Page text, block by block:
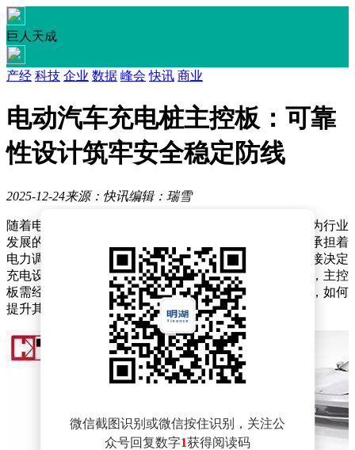
巨人天成
产经 科技 企业 数据 峰会 快讯 商业
电动汽车充电桩主控板：可靠
性设计筑牢安全稳定防线
2025-12-24来源：快讯编辑：瑞雪
随着电动汽车市场的快速扩张，充电基础设施的完善成为行业
发展的关键环节。作为充电桩的核心控制单元，主控板承担着
电力调控、数据通信、安全监测等多重职能，其性能直接决定
充电设备的运行效率与使用安全。特别是在户外场景中，主控
板需经受极端温度、高湿度、机械振动等复杂环境考验，如何
提升其环境适应性已成为行业技术攻关的重点方向。
微信截图识别或微信按住识别，关注公
众号回复数字1获得阅读码